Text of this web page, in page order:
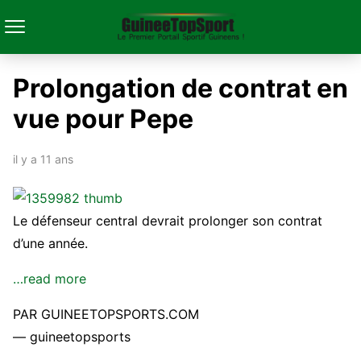
Prolongation de contrat en
vue pour Pepe
il y a 11 ans
Le défenseur central devrait prolonger son contrat
d’une année.
…read more
PAR GUINEETOPSPORTS.COM
— guineetopsports